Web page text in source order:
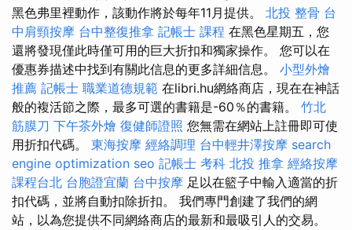
黑色弗里裡動作，該動作將於每年11月提供。 北投 整骨 台
中肩頸按摩 台中整復推拿 記帳士 課程 在黑色星期五，您
還將發現僅此時僅可用的巨大折扣和獨家操作。 您可以在
優惠券描述中找到有關此信息的更多詳細信息。 小型外燴
推薦 記帳士 職業道德規範 在libri.hu網絡商店，現在在神話
般的複活節之際，最多可選的書籍是-60％的書籍。 竹北
筋膜刀 下午茶外燴 復健師證照 您無需在網站上註冊即可使
用折扣代碼。 東海按摩 經絡調理 台中輕井澤按摩 search
engine optimization seo 記帳士 考科 北投 推拿 經絡按摩
課程台北 台胞證宜蘭 台中按摩 足以在籃子中輸入適當的折
扣代碼，並將自動扣除折扣。 我們專門創建了我們的網
站，以為您提供不同網絡商店的最新和最吸引人的交易。